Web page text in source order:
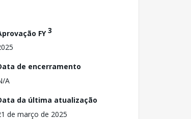
FY3
de encerramento
A
da última atualização
de março de 2025